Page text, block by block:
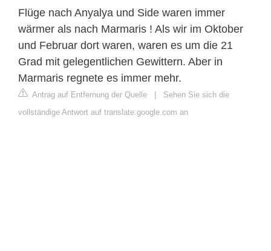
Flüge nach Anyalya und Side waren immer
wärmer als nach Marmaris ! Als wir im Oktober
und Februar dort waren, waren es um die 21
Grad mit gelegentlichen Gewittern. Aber in
Marmaris regnete es immer mehr.
Antrag auf Entfernung der Quelle | Sehen Sie sich die
vollständige Antwort auf translate.google.com an